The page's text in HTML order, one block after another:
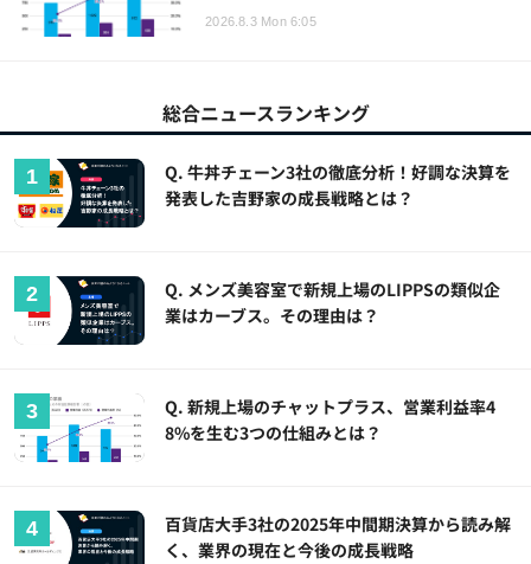
2026.8.3 Mon 6:05
総合ニュースランキング
Q. 牛丼チェーン3社の徹底分析！好調な決算を
発表した吉野家の成長戦略とは？
Q. メンズ美容室で新規上場のLIPPSの類似企
業はカーブス。その理由は？
Q. 新規上場のチャットプラス、営業利益率4
8%を生む3つの仕組みとは？
百貨店大手3社の2025年中間期決算から読み解
く、業界の現在と今後の成長戦略